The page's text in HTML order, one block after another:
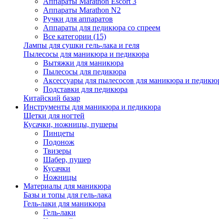
Аппараты Marathon N2
Ручки для аппаратов
Аппараты для педикюра со спреем
Все категории (15)
Лампы для сушки гель-лака и геля
Пылесосы для маникюра и педикюра
Вытяжки для маникюра
Пылесосы для педикюра
Аксессуары для пылесосов для маникюра и
Подставки для педикюра
Китайский базар
Инструменты для маникюра и педикюра
Щетки для ногтей
Кусачки, ножницы, пушеры
Пинцеты
Подонож
Твизеры
Шабер, пушер
Кусачки
Ножницы
Материалы для маникюра
Базы и топы для гель-лака
Гель-лаки для маникюра
Гель-лаки